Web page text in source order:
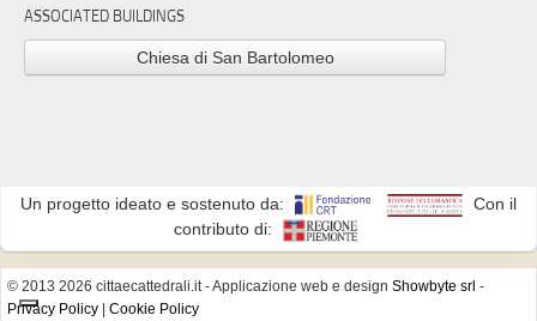
ASSOCIATED BUILDINGS
Chiesa di San Bartolomeo
Un progetto ideato e sostenuto da:
Con il
contributo di:
© 2013 2026 cittaecattedrali.it- Applicazione web e design Showbyte srl -
Privacy Policy | Cookie Policy